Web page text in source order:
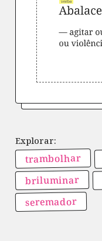
trambolhar
briluminar
seremador